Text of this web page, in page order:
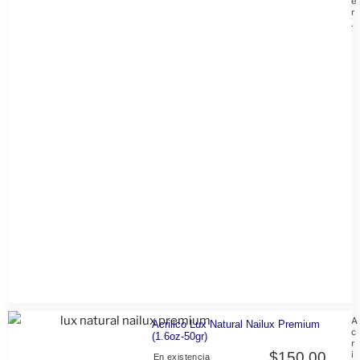
r
.
Acrilico Lux Natural Nailux Premium
(1.6oz-50gr)
En existencia
A
c
r
i